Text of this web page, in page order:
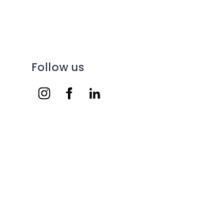
Follow us